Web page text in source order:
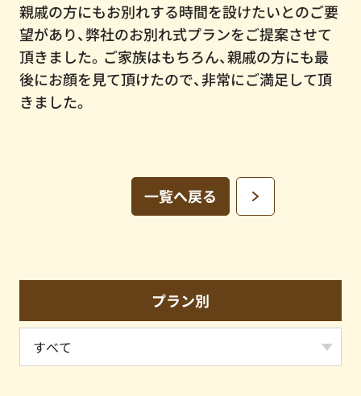
親戚の方にもお別れする時間を設けたいとのご要
望があり、弊社のお別れ式プランをご提案させて
頂きました。ご家族はもちろん、親戚の方にも最
後にお顔を見て頂けたので、非常にご満足して頂
きました。
一覧へ戻る
プラン別